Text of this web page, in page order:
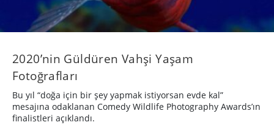
2020’nin Güldüren Vahşi Yaşam
Fotoğrafları
Bu yıl “doğa için bir şey yapmak istiyorsan evde kal”
mesajına odaklanan Comedy Wildlife Photography Awards’ın
finalistleri açıklandı.